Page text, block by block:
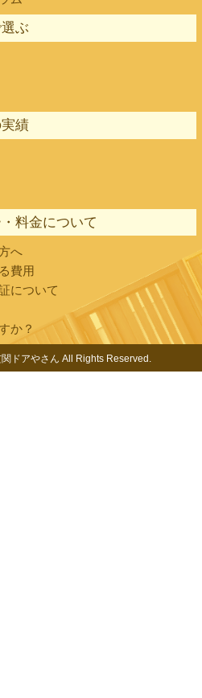
績
料金について
へ
費用
について
か？
ぶ
ドアやさん All Rights Reserved.